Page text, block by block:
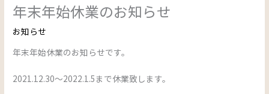
年末年始休業のお知らせ
お知らせ
年末年始休業のお知らせです。
2021.12.30～2022.1.5まで休業致します。